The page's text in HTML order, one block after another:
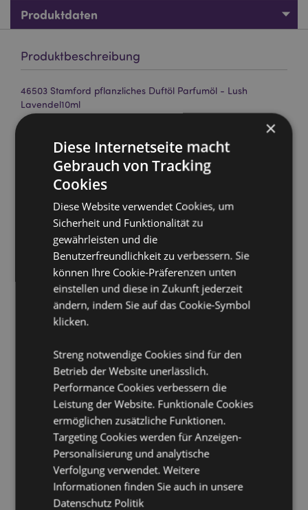
Produktdaten
Produktbeschreibung
46503 Stamford pflanzliches Duftöl Parfumöl - Lush
Lavendel10ml
Material: Duftöle (Synthetische Duftstoffe), Glas
(Flasche) & Polypropylen (Deckel)
Zur Verwendung mit:
Duftstäbchen und getrockneten Blumen.
Verpackung:10ml Flasche
Vegan:
Tierversuchsfrei:Ja
Kinderarbeitsfrei:Ja
Produktinformation:Die pflanzliche Premium-Marke
von Stamford hat einen höheren Duftanteil und bietet
ein intensiveres, lang-anhaltendes Aroma bei der
Produkttressourcen:
Möchten Sie mehr über den Einkauf bei Puckator
erfahren?Dann lesen Sie unserenLeitfaden für
Kundeninformationen.
×
Diese Internetseite macht
Gebrauch von Tracking
Cookies
Diese Website verwendet Cookies, um
Sicherheit und Funktionalität zu
gewährleisten und die
Benutzerfreundlichkeit zu verbessern. Sie
können Ihre Cookie-Präferenzen unten
einstellen und diese in Zukunft jederzeit
ändern, indem Sie auf das Cookie-Symbol
klicken.
Streng notwendige Cookies sind für den
Betrieb der Website unerlässlich.
Performance Cookies verbessern die
Leistung der Website. Funktionale Cookies
ermöglichen zusätzliche Funktionen.
Targeting Cookies werden für Anzeigen-
Personalisierung und analytische
Verfolgung verwendet. Weitere
Informationen finden Sie auch in unsere
Datenschutz Politik